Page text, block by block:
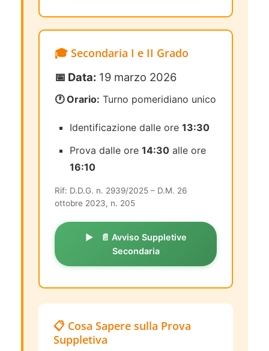
🎓 Secondaria I e II Grado
📅 Data: 19 marzo 2026
🕐 Orario: Turno pomeridiano unico
Identificazione dalle ore 13:30
Prova dalle ore 14:30 alle ore
16:10
Rif: D.D.G. n. 2939/2025 – D.M. 26
ottobre 2023, n. 205
📄 Avviso Suppletive
Secondaria
📋 Cosa Sapere sulla Prova
Suppletiva